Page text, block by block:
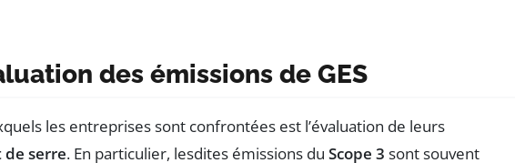
des émissions de GES
les entreprises sont confrontées est l’évaluation de leurs
de serre. En particulier, lesdites émissions du Scope 3 sont souvent